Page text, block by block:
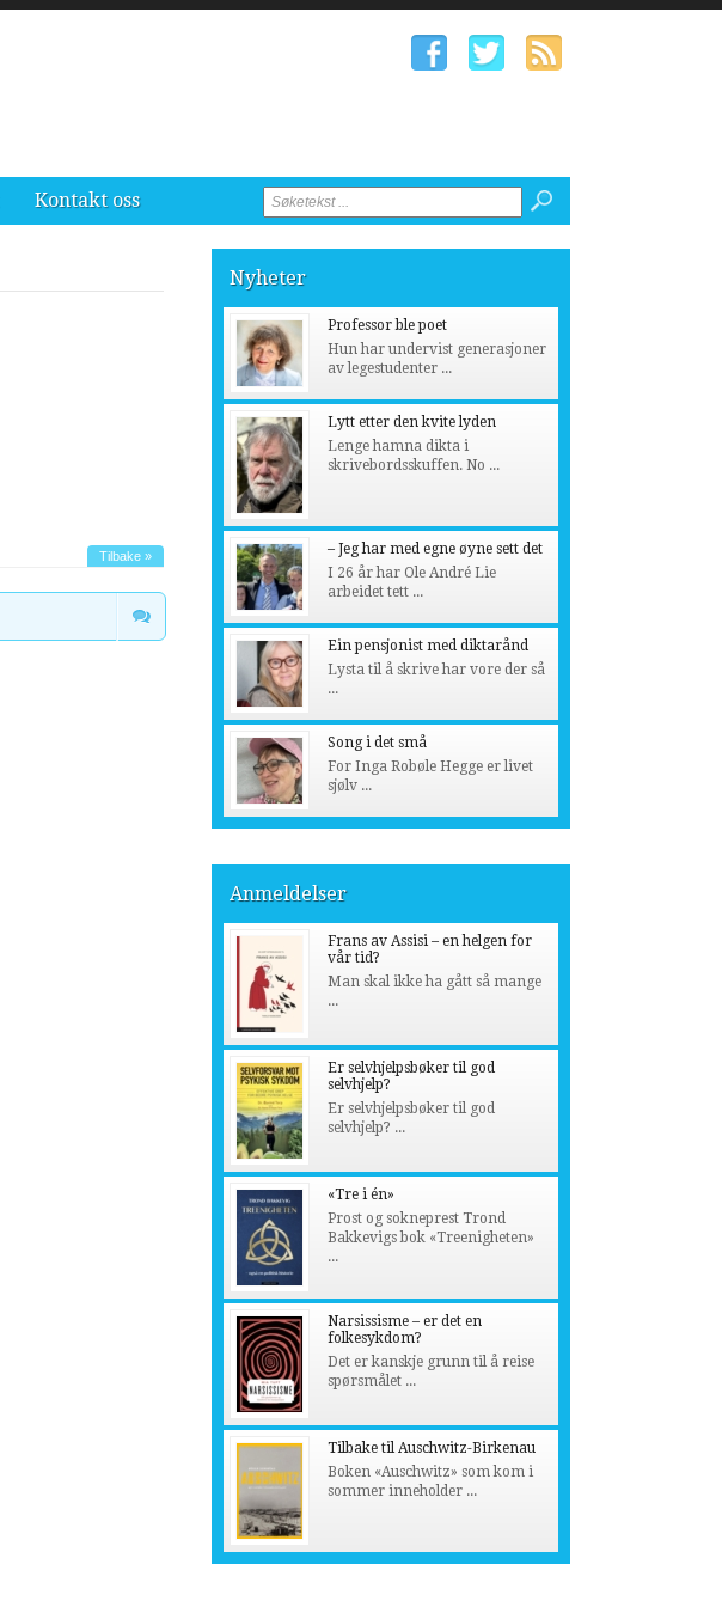
Kontakt oss
Tilbake »
Nyheter
Professor ble poet
Hun har undervist generasjoner
av legestudenter ...
Lytt etter den kvite lyden
Lenge hamna dikta i
skrivebordsskuffen. No ...
– Jeg har med egne øyne sett det
I 26 år har Ole André Lie
arbeidet tett ...
Ein pensjonist med diktarånd
Lysta til å skrive har vore der så
...
Song i det små
For Inga Robøle Hegge er livet
sjølv ...
Anmeldelser
Frans av Assisi – en helgen for
vår tid?
Man skal ikke ha gått så mange
...
Er selvhjelpsbøker til god
selvhjelp?
Er selvhjelpsbøker til god
selvhjelp? ...
«Tre i én»
Prost og sokneprest Trond
Bakkevigs bok «Treenigheten»
...
Narsissisme – er det en
folkesykdom?
Det er kanskje grunn til å reise
spørsmålet ...
Tilbake til Auschwitz-Birkenau
Boken «Auschwitz» som kom i
sommer inneholder ...